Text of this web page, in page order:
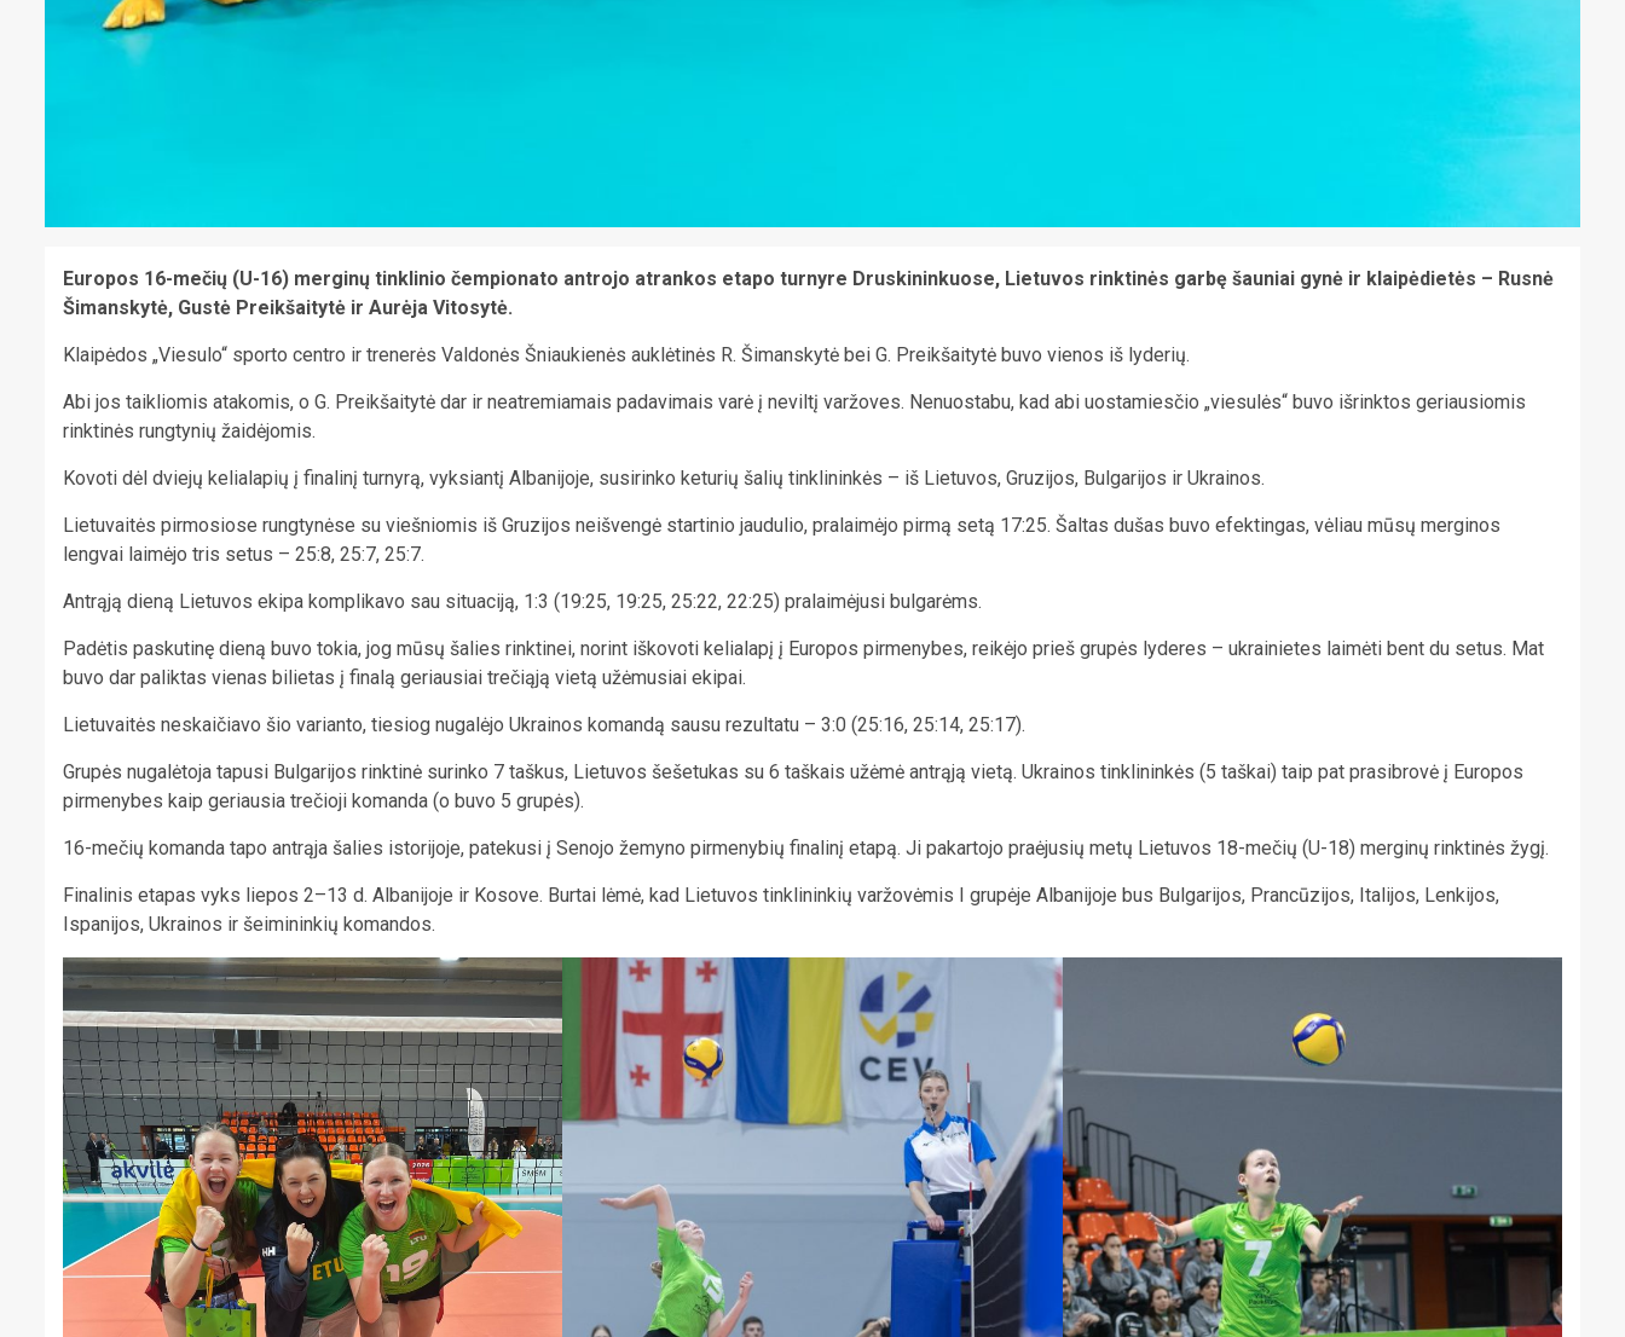
Europos 16-mečių (U-16) merginų tinklinio čempionato antrojo atrankos etapo turnyre Druskininkuose, Lietuvos rinktinės garbę šauniai gynė ir klaipėdietės – Rusnė
Šimanskytė, Gustė Preikšaitytė ir Aurėja Vitosytė.
Klaipėdos „Viesulo“ sporto centro ir trenerės Valdonės Šniaukienės auklėtinės R. Šimanskytė bei G. Preikšaitytė buvo vienos iš lyderių.
Abi jos taikliomis atakomis, o G. Preikšaitytė dar ir neatremiamais padavimais varė į neviltį varžoves. Nenuostabu, kad abi uostamiesčio „viesulės“ buvo išrinktos geriausiomis
rinktinės rungtynių žaidėjomis.
Kovoti dėl dviejų kelialapių į finalinį turnyrą, vyksiantį Albanijoje, susirinko keturių šalių tinklininkės – iš Lietuvos, Gruzijos, Bulgarijos ir Ukrainos.
Lietuvaitės pirmosiose rungtynėse su viešniomis iš Gruzijos neišvengė startinio jaudulio, pralaimėjo pirmą setą 17:25. Šaltas dušas buvo efektingas, vėliau mūsų merginos
lengvai laimėjo tris setus – 25:8, 25:7, 25:7.
Antrąją dieną Lietuvos ekipa komplikavo sau situaciją, 1:3 (19:25, 19:25, 25:22, 22:25) pralaimėjusi bulgarėms.
Padėtis paskutinę dieną buvo tokia, jog mūsų šalies rinktinei, norint iškovoti kelialapį į Europos pirmenybes, reikėjo prieš grupės lyderes – ukrainietes laimėti bent du setus. Mat
buvo dar paliktas vienas bilietas į finalą geriausiai trečiąją vietą užėmusiai ekipai.
Lietuvaitės neskaičiavo šio varianto, tiesiog nugalėjo Ukrainos komandą sausu rezultatu – 3:0 (25:16, 25:14, 25:17).
Grupės nugalėtoja tapusi Bulgarijos rinktinė surinko 7 taškus, Lietuvos šešetukas su 6 taškais užėmė antrąją vietą. Ukrainos tinklininkės (5 taškai) taip pat prasibrovė į Europos
pirmenybes kaip geriausia trečioji komanda (o buvo 5 grupės).
16-mečių komanda tapo antrąja šalies istorijoje, patekusi į Senojo žemyno pirmenybių finalinį etapą. Ji pakartojo praėjusių metų Lietuvos 18-mečių (U-18) merginų rinktinės žygį.
Finalinis etapas vyks liepos 2–13 d. Albanijoje ir Kosove. Burtai lėmė, kad Lietuvos tinklininkių varžovėmis I grupėje Albanijoje bus Bulgarijos, Prancūzijos, Italijos, Lenkijos,
Ispanijos, Ukrainos ir šeimininkių komandos.